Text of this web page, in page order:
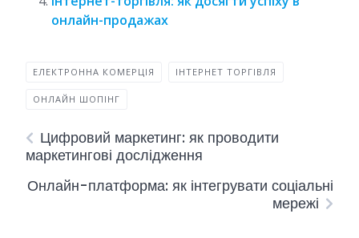
онлайн-продажах
ЕЛЕКТРОННА КОМЕРЦІЯ ІНТЕРНЕТ ТОРГІВЛЯ
ОНЛАЙН ШОПІНГ
Цифровий маркетинг: як проводити
маркетингові дослідження
Онлайн-платформа: як інтегрувати соціальні
мережі